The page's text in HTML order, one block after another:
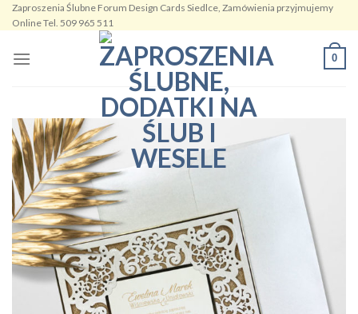
Skip
to
content
Zaproszenia Ślubne Forum Design Cards Siedlce, Zamówienia przyjmujemy
Online Tel. 509 965 511
0